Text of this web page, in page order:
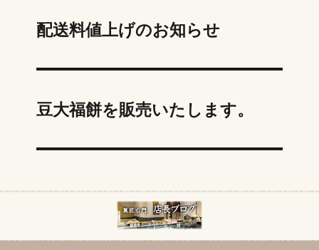
配送料値上げのお知らせ
豆大福餅を販売いたします。